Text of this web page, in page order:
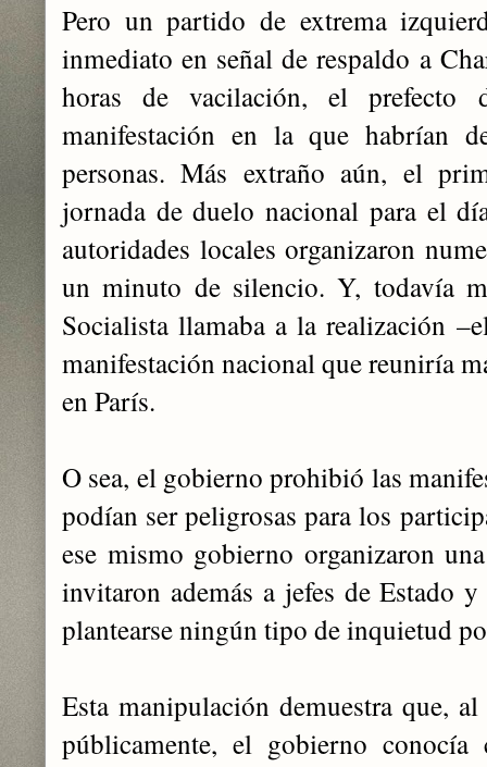
Pero un partido de extrema
inmediato en señal de respaldo a
horas de vacilación, el prefecto
manifestación en la que habrían
personas. Más extraño aún, el
jornada de duelo nacional para el
autoridades locales organizaron
un minuto de silencio. Y, todavía
Socialista llamaba a la realización
manifestación nacional que reuniría
en París.
O sea, el gobierno prohibió las
podían ser peligrosas para los
ese mismo gobierno organizaron
invitaron además a jefes de Estado
plantearse ningún tipo de inquietud
Esta manipulación demuestra que,
públicamente, el gobierno conocía